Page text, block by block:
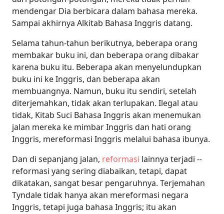
mendengar Dia berbicara dalam bahasa mereka.
Sampai akhirnya Alkitab Bahasa Inggris datang.
Selama tahun-tahun berikutnya, beberapa orang
membakar buku ini, dan beberapa orang dibakar
karena buku itu. Beberapa akan menyelundupkan
buku ini ke Inggris, dan beberapa akan
membuangnya. Namun, buku itu sendiri, setelah
diterjemahkan, tidak akan terlupakan. Ilegal atau
tidak, Kitab Suci Bahasa Inggris akan menemukan
jalan mereka ke mimbar Inggris dan hati orang
Inggris, mereformasi Inggris melalui bahasa ibunya.
Dan di sepanjang jalan, reformasi lainnya terjadi --
reformasi yang sering diabaikan, tetapi, dapat
dikatakan, sangat besar pengaruhnya. Terjemahan
Tyndale tidak hanya akan mereformasi negara
Inggris, tetapi juga bahasa Inggris; itu akan